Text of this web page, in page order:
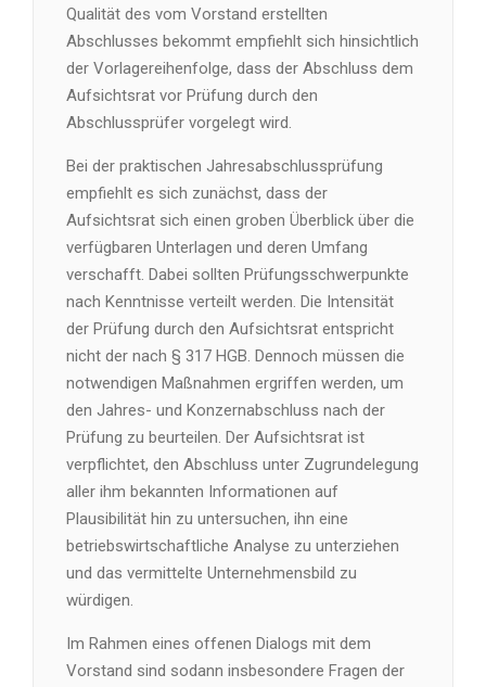
Qualität des vom Vorstand erstellten
Abschlusses bekommt empfiehlt sich hinsichtlich
der Vorlagereihenfolge, dass der Abschluss dem
Aufsichtsrat vor Prüfung durch den
Abschlussprüfer vorgelegt wird.
Bei der praktischen Jahresabschlussprüfung
empfiehlt es sich zunächst, dass der
Aufsichtsrat sich einen groben Überblick über die
verfügbaren Unterlagen und deren Umfang
verschafft. Dabei sollten Prüfungsschwerpunkte
nach Kenntnisse verteilt werden. Die Intensität
der Prüfung durch den Aufsichtsrat entspricht
nicht der nach § 317 HGB. Dennoch müssen die
notwendigen Maßnahmen ergriffen werden, um
den Jahres- und Konzernabschluss nach der
Prüfung zu beurteilen. Der Aufsichtsrat ist
verpflichtet, den Abschluss unter Zugrundelegung
aller ihm bekannten Informationen auf
Plausibilität hin zu untersuchen, ihn eine
betriebswirtschaftliche Analyse zu unterziehen
und das vermittelte Unternehmensbild zu
würdigen.
Im Rahmen eines offenen Dialogs mit dem
Vorstand sind sodann insbesondere Fragen der